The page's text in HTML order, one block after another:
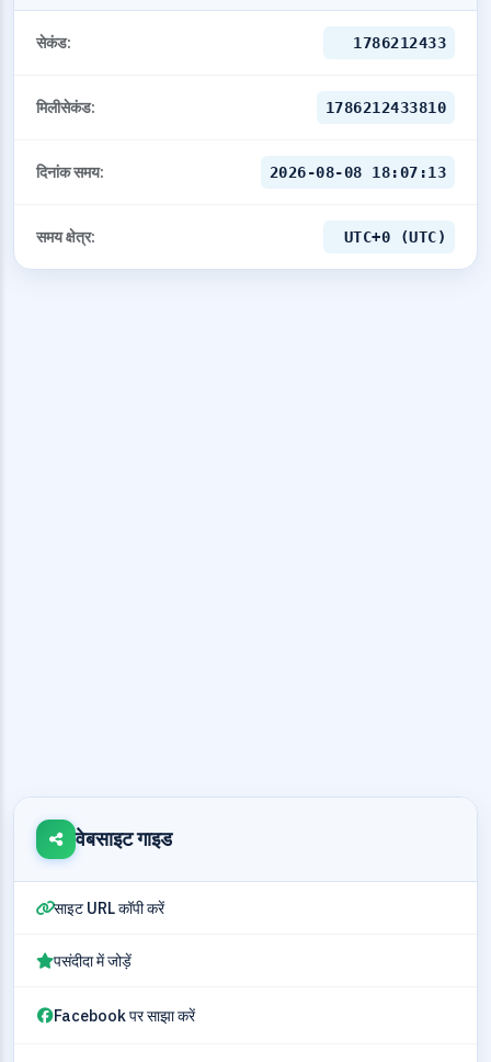
सेकंड: 1786212433
मिलीसेकंड: 1786212433810
दिनांक समय: 2026-08-08 18:07:13
समय क्षेत्र: UTC+0 (UTC)
वेबसाइट गाइड
साइट URL कॉपी करें
पसंदीदा में जोड़ें
Facebook पर साझा करें